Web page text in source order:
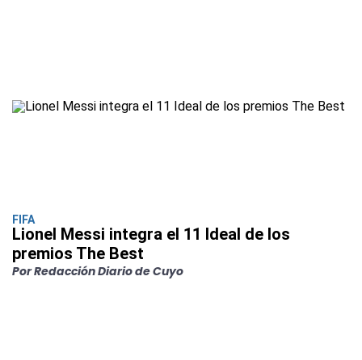
FIFA
Lionel Messi integra el 11 Ideal de los
premios The Best
Por Redacción Diario de Cuyo